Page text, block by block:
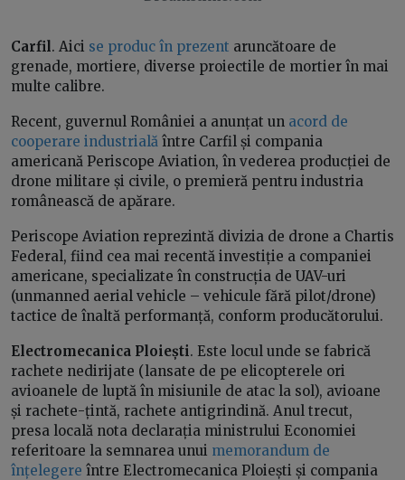
Carfil . Aici se produc în prezent aruncătoare de
grenade, mortiere, diverse proiectile de mortier în mai
multe calibre.
Recent, guvernul României a anunțat un acord de
cooperare industrială între Carfil și compania
americană Periscope Aviation, în vederea producției de
drone militare și civile, o premieră pentru industria
românească de apărare.
Periscope Aviation reprezintă divizia de drone a Chartis
Federal, fiind cea mai recentă investiție a companiei
americane, specializate în construcția de UAV-uri
(unmanned aerial vehicle – vehicule fără pilot/drone)
tactice de înaltă performanță, conform producătorului.
Electromecanica Ploiești. Este locul unde se fabrică
rachete nedirijate (lansate de pe elicopterele ori
avioanele de luptă în misiunile de atac la sol), avioane
și rachete-țintă, rachete antigrindină. Anul trecut,
presa locală nota declarația ministrului Economiei
referitoare la semnarea unui memorandum de
înțelegere între Electromecanica Ploiești și compania